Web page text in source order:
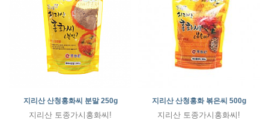
지리산 산청홍화씨 분말 250g
지리산 토종가시홍화씨!
지리산 산청홍화 볶은씨 500g
지리산 토종가시홍화씨!